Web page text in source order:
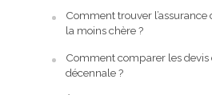
Comment trouver
la moins chère ?
Comment comparer les devis
décennale ?